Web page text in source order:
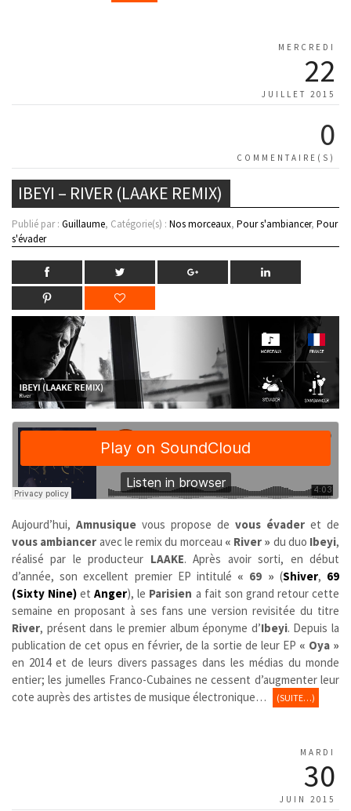
MERCREDI
22
JUILLET 2015
0
COMMENTAIRE(S)
IBEYI – RIVER (LAAKE REMIX)
Publié par : Guillaume, Catégorie(s) : Nos morceaux, Pour s'ambiancer, Pour
s'évader
Aujourd’hui, Amnusique vous propose de vous évader et de
vous ambiancer avec le remix du morceau « River » du duo Ibeyi,
réalisé par le producteur LAAKE. Après avoir sorti, en début
d’année, son excellent premier EP intitulé « 69 » (Shiver, 69
(Sixty Nine) etAnger), le Parisien a fait son grand retour cette
semaine en proposant à ses fans une version revisitée du titre
River, présent dans le premier album éponyme d’Ibeyi. Depuis la
publication de cet opus en février, de la sortie de leur EP « Oya »
en 2014 et de leurs divers passages dans les médias du monde
entier; les jumelles Franco-Cubaines ne cessent d’augmenter leur
cote auprès des artistes de musique électronique…
(SUITE…)
MARDI
30
JUIN 2015